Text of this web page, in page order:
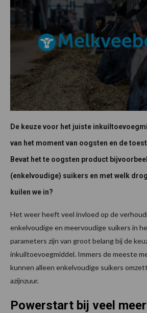
De keuze voor het juiste
van het moment van oogsten en de
Bevat het te oogsten product
(enkelvoudige) suikers en met welk
kuilen we in?
Het weer heeft veel invloed op de
enkelvoudige en meervoudige suikers in
parameters zijn van groot belang bij de
inkuiltoevoegmiddel. Immers de meeste
kunnen alleen enkelvoudige suikers
azijnzuur.
Powerstart bij veel